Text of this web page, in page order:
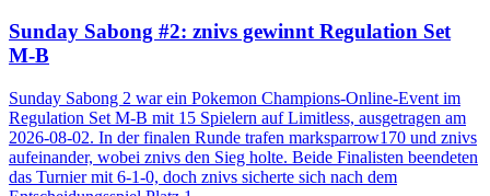
Sunday Sabong #2: znivs gewinnt Regulation Set
M-B
Sunday Sabong 2 war ein Pokemon Champions-Online-Event im
Regulation Set M-B mit 15 Spielern auf Limitless, ausgetragen am
2026-08-02. In der finalen Runde trafen marksparrow170 und znivs
aufeinander, wobei znivs den Sieg holte. Beide Finalisten beendeten
das Turnier mit 6-1-0, doch znivs sicherte sich nach dem